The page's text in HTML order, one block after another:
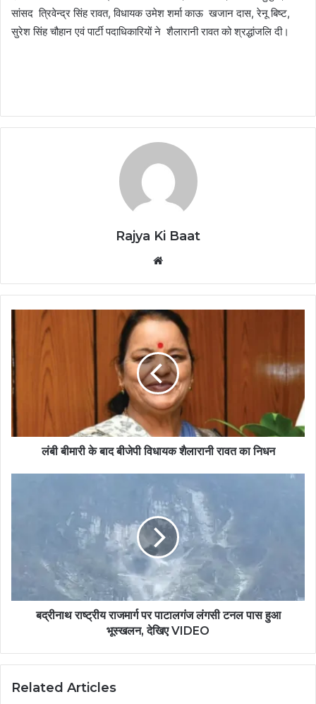
सांसद त्रिवेन्द्र सिंह रावत, विधायक उमेश शर्मा काऊ खजान दास, रेनू बिष्ट,
सुरेश सिंह चौहान एवं पार्टी पदाधिकारियों ने शैलारानी रावत को श्रद्धांजलि दी।
Rajya Ki Baat
लंबी बीमारी के बाद बीजेपी विधायक शैलारानी रावत का निधन
बद्रीनाथ राष्ट्रीय राजमार्ग पर पाटालगंज लंगसी टनल पास हुआ
भूस्खलन, देखिए VIDEO
Related Articles